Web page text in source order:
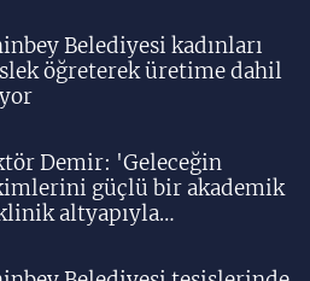
Belediyesi kadınları
öğreterek üretime dahil
Demir: 'Geleceğin
güçlü bir akademik
altyapıyla